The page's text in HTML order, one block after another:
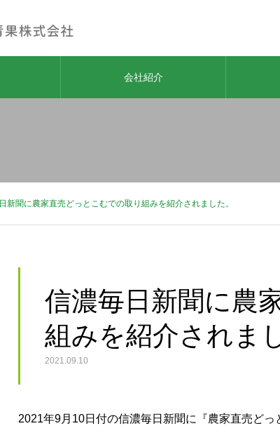
会社紹介
新聞に農家直売どっとこむでの取り組みを紹介されました。
信濃毎日新聞に農
組みを紹介されま
2021.09.10
2021年9月10日付の信濃毎日新聞に『農家直売ど